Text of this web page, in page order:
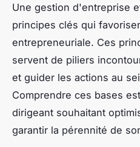
Une gestion d'entreprise
principes clés qui
entrepreneuriale. Ces
servent de piliers
et guider les actions au
Comprendre ces bases
dirigeant souhaitant
garantir la pérennité de